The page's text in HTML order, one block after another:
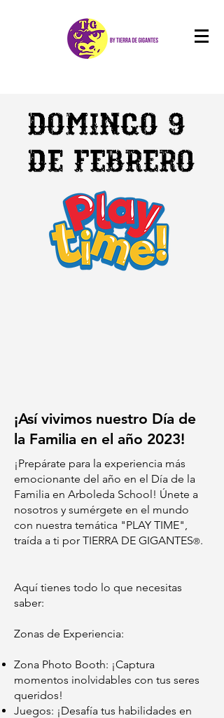
¡Así vivimos nuestro Día de
la Familia en el año 2023!
¡Prepárate para la experiencia más
emocionante del año en el Día de la
Familia en Arboleda School! Únete a
nosotros y sumérgete en el mundo
con nuestra temática "PLAY TIME",
traída a ti por TIERRA DE GIGANTES®.
Aquí tienes todo lo que necesitas
saber:
Zonas de Experiencia:
Zona Photo Booth: ¡Captura
momentos inolvidables con tus seres
queridos!
Juegos: ¡Desafía tus habilidades en